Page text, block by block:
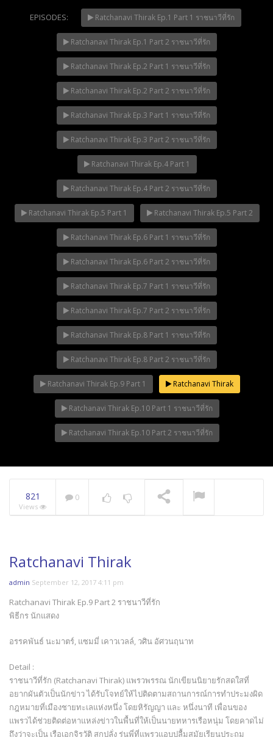
NOW PLAYING Mani Nakha Ep.14
EPISODES: Ratchanavi Thirak Ep.1 Part 1 ราชนาวีที่รัก
Ratchanavi Thirak Ep.1 Part 2 ราชนาวีที่รัก
Ratchanavi Thirak Ep.2 Part 1 ราชนาวีที่รัก
Ratchanavi Thirak Ep.2 Part 2 ราชนาวีที่รัก
Ratchanavi Thirak Ep.3 Part 1 ราชนาวีที่รัก
Ratchanavi Thirak Ep.3 Part 2 ราชนาวีที่รัก
Ratchanavi Thirak Ep.4 Part 1
Ratchanavi Thirak Ep.4 Part 2 ราชนาวีที่รัก
Ratchanavi Thirak Ep.5 Part 1 Ratchanavi Thirak Ep.5 Part 2
Ratchanavi Thirak Ep.6 Part 1 ราชนาวีที่รัก
Ratchanavi Thirak Ep.6 Part 2 ราชนาวีที่รัก
Ratchanavi Thirak Ep.7 Part 1 ราชนาวีที่รัก
Ratchanavi Thirak Ep.7 Part 2 ราชนาวีที่รัก
Ratchanavi Thirak Ep.8 Part 1 ราชนาวีที่รัก
Ratchanavi Thirak Ep.8 Part 2 ราชนาวีที่รัก
Ratchanavi Thirak Ep.9 Part 1 Ratchanavi Thirak
Ratchanavi Thirak Ep.10 Part 1 ราชนาวีที่รัก
Ratchanavi Thirak Ep.10 Part 2 ราชนาวีที่รัก
821
Views
0
Ratchanavi Thirak
admin September 12, 2017 4:11 pm
Ratchanavi Thirak Ep.9 Part 2 ราชนาวีที่รัก
พิธีกร นักแสดง
อรรคพันธ์ นะมาตร์, แซมมี่ เคาวเวลล์, วศิน อัศวนฤนาท
Detail :
ราชนาวีที่รัก (Ratchanavi Thirak) แพรวพรรณ นักเขียนนิยายรักสดใสที่
อยากผันตัวเป็นนักข่าว ได้รับโจทย์ให้ไปติดตามสถานการณ์การทำประมงผิด
กฎหมายที่เมืองชายทะเลแห่งหนึ่ง โดยหิรัญญา และ หนึ่งนาที เพื่อนของ
แพรวได้ช่วยติดต่อหาแหล่งข่าวในพื้นที่ให้เป็นนายทหารเรือหนุ่ม โดยคาดไม่
ถึงว่าจะเป็น เรือเอกจิรวัติ สุกปลั่ง รุ่นพี่ที่แพรวแอบปลื้มสมัยเรียนประถม